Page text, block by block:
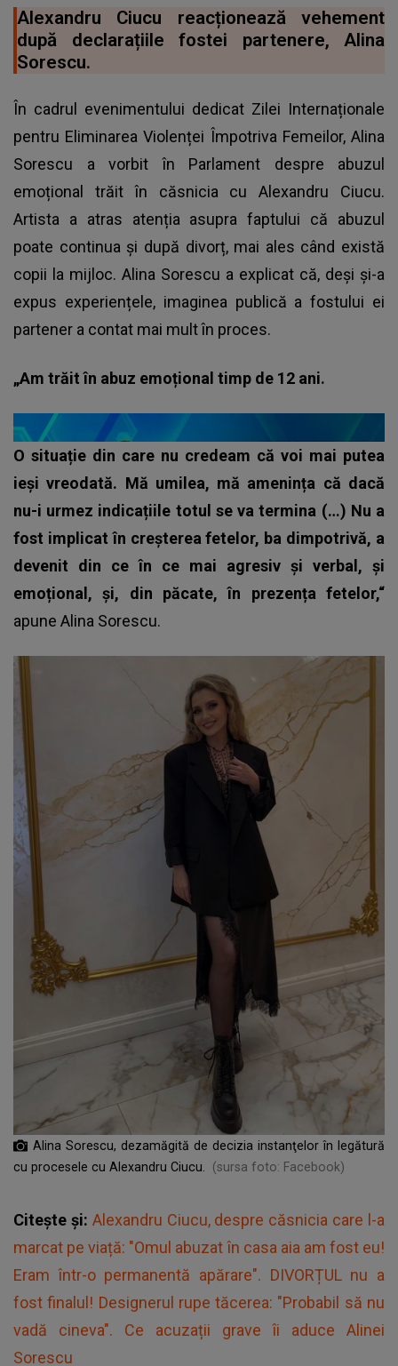
Alexandru Ciucu reacționează vehement
după declarațiile fostei partenere, Alina
Sorescu.
În cadrul evenimentului dedicat Zilei Internaționale
pentru Eliminarea Violenței Împotriva Femeilor, Alina
Sorescu a vorbit în Parlament despre abuzul
emoțional trăit în căsnicia cu Alexandru Ciucu.
Artista a atras atenția asupra faptului că abuzul
poate continua și după divorț, mai ales când există
copii la mijloc. Alina Sorescu a explicat că, deși și-a
expus experiențele, imaginea publică a fostului ei
partener a contat mai mult în proces.
„Am trăit în abuz emoțional timp de 12 ani.
O situație din care nu credeam că voi mai putea
ieși vreodată. Mă umilea, mă amenința că dacă
nu-i urmez indicațiile totul se va termina (…) Nu a
fost implicat în creșterea fetelor, ba dimpotrivă, a
devenit din ce în ce mai agresiv și verbal, și
emoțional, și, din păcate, în prezența fetelor,“
apune Alina Sorescu.
Alina Sorescu, dezamăgită de decizia instanţelor în legătură
cu procesele cu Alexandru Ciucu.
(sursa foto: Facebook)
Citește și: Alexandru Ciucu, despre căsnicia care l-a
marcat pe viață: "Omul abuzat în casa aia am fost eu!
Eram într-o permanentă apărare". DIVORȚUL nu a
fost finalul! Designerul rupe tăcerea: "Probabil să nu
vadă cineva". Ce acuzații grave îi aduce Alinei
Sorescu